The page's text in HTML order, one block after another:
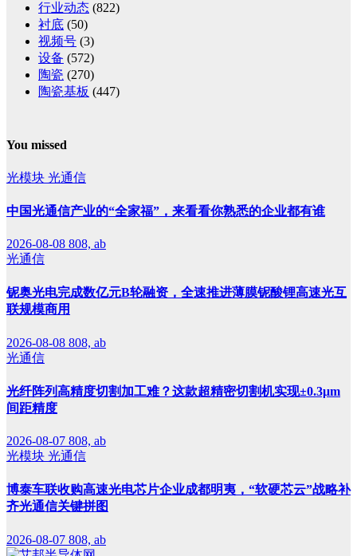
行业动态 (822)
衬底 (50)
视频号 (3)
设备 (572)
陶瓷 (270)
陶瓷基板 (447)
You missed
光模块 光通信
中国光通信产业的“全家福”，来看看你熟悉的企业都有谁
2026-08-08 808, ab
光通信
铌奥光电完成数亿元B轮融资，全速推进薄膜铌酸锂高速光互
联规模商用
2026-08-08 808, ab
光通信
光纤阵列高精度切割加工难？这款超精密切割机实现±0.3μm
间距精度
2026-08-07 808, ab
光模块 光通信
博泰车联收购高速光电芯片企业成都明夷，“软硬芯云”战略补
齐光通信关键拼图
2026-08-07 808, ab